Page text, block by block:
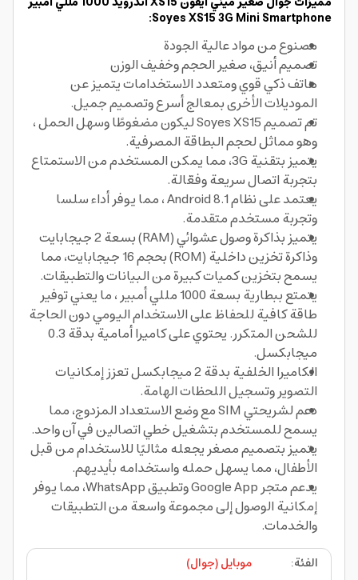
Soyes XS15 3G Mini Smartphone:
مصنوع من مواد عالية الجودة
تصميم أنيق، صغير الحجم وخفيف الوزن
هاتف ذكي قوي ومتعدد الاستخدامات يتميز عن
الموديلات الأخرى بمعالج أسرع وتصميم جميل.
تم تصميم Soyes XS15 ليكون مضغوطًا وسهل الحمل ،
وهو مماثل لحجم البطاقة المصرفية.
يتميز بتقنية 3G، مما يمكن المستخدم من الاستمتاع
بتجربة اتصال سريعة وفعّالة.
يعتمد على نظام Android 8.1 ، مما يوفر أداء سلسا
وتجربة مستخدم متقدمة.
يتميز بذاكرة وصول عشوائي (RAM) بسعة 2 جيجابايت
وذاكرة تخزين داخلية (ROM) بحجم 16 جيجابايت، مما
يسمح بتخزين كميات كبيرة من البيانات والتطبيقات.
يتمتع ببطارية بسعة 1000 مللي أمبير ، ما يعني توفير
طاقة كافية للحفاظ على الاستخدام اليومي دون الحاجة
للشحن المتكرر. يحتوي على كاميرا أمامية بدقة 0.3
ميجابكسل.
الكاميرا الخلفية بدقة 2 ميجابكسل تعزز إمكانيات
التصوير وتسجيل اللحظات الهامة.
دعم لشريحتي SIM مع وضع الاستعداد المزدوج، مما
يسمح للمستخدم بتشغيل خطي اتصالين في آن واحد.
يتميز بتصميم مصغر يجعله مثاليًا للاستخدام من قبل
الأطفال، مما يسهل حمله واستخدامه بأيديهم.
يدعم متجر Google App وتطبيق WhatsApp، مما يوفر
إمكانية الوصول إلى مجموعة واسعة من التطبيقات
والخدمات.
الفئة: موبايل (جوال)